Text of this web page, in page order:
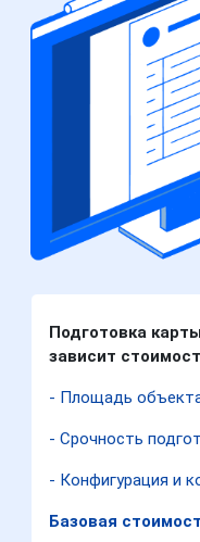
Подготовка
зависит
- Площадь
- Срочность
- Конфигурация и
Базовая